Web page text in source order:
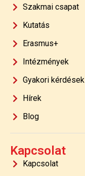
Szakmai csapat
Kutatás
Erasmus+
Intézmények
Gyakori kérdések
Hírek
Blog
Kapcsolat
Kapcsolat